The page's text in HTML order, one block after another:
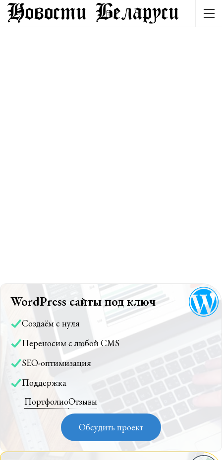
WordPress сайты под ключ
Создаём с нуля
Переносим с любой CMS
SEO-оптимизация
Поддержка
ПортфолиоОтзывы
Обсудить проект